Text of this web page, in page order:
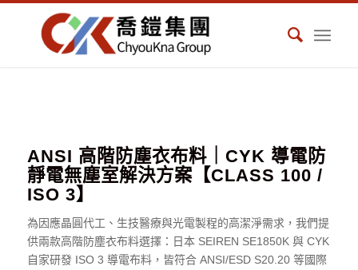
ANSI 高階防塵衣布料｜CYK 導電防
靜電無塵室解決方案【CLASS 100 /
ISO 3】
為因應晶圓代工、生技醫療與光電製程的高潔淨需求，我們提
供兩款高階防塵衣布料選擇：日本 SEIREN SE1850K 與 CYK
自家研發 ISO 3 導電布料，皆符合 ANSI/ESD S20.20 等國際